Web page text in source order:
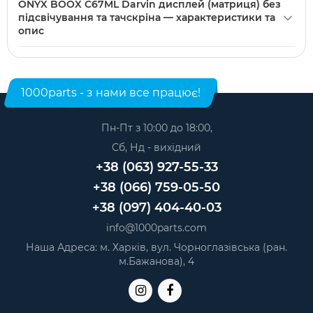
підсвічування та тачскріна можна купити в нашому
інтернет-магазині. Категорія:
ONYX BOOX C67ML Darvin дисплей (матриця) без
підсвічування та тачскріна — характеристики та
опис
1000parts - з нами все працює!
Пн-Пт з 10:00 до 18:00,
Сб, Нд - вихідний
+38 (063) 927-55-33
+38 (066) 759-05-50
+38 (097) 404-40-03
info@1000parts.com
Наша Адреса: м. Харків, вул. Чорноглазівська (ран.
м.Бажанова), 4